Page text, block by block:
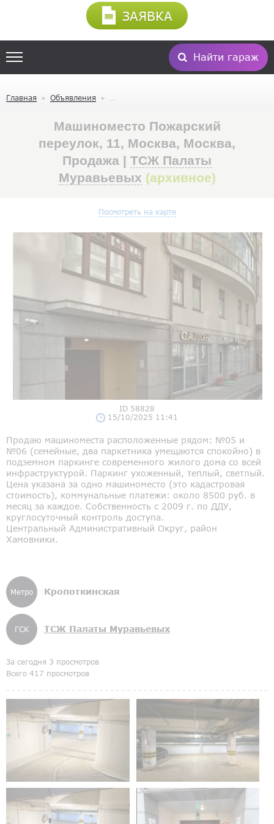
Найти гараж
ЗАЯВКА
Главная Объявления
Машиноместо Пожарский
переулок, 11, Москва, Москва,
Продажа | ТСЖ Палаты
Муравьевых (архивное)
Посмотреть на карте
ID 58828
15/10/2025 11:41
Продаю машиноместа расположенные рядом: №05 и
№06 (семейные, два паркетника умещаются спокойно) в
подземном паркинге современного жилого дома со всей
инфраструктурой. Паркинг ухоженный, теплый, светлый.
Цена указана за одно машиноместо (это кадастровая
стоимость), коммунальные платежи: около 8500 руб. в
месяц за каждое. Собственность с 2009 г. по ДДУ,
круглосуточный контроль доступа.
Центральный Административный Округ, район
Хамовники.
Метро Кропоткинская
ГСК ТСЖ Палаты Муравьевых
За сегодня 3 просмотров
Всего 417 просмотров